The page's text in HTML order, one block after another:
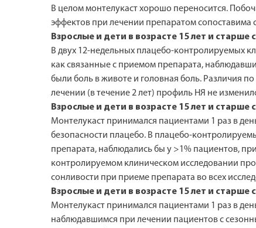
В целом монтелукаст хорошо переносится.
эффектов при лечении препаратом сопоставима
Взрослые и дети в возрасте 15 лет и
В двух 12-недельных плацебо-контролируемых
как связанные с приемом препарата,
были боль в животе и головная боль. Различия
лечении (в течение 2 лет) профиль НЯ не
Взрослые и дети в возрасте 15 лет и
Монтелукаст принимался пациентами 1 раз в
безопасности плацебо. В плацебо-
препарата, наблюдались бы у >1% пациентов,
контролируемом клиническом исследовании
сонливости при приеме препарата во всех
Взрослые и дети в возрасте 15 лет и
Монтелукаст принимался пациентами 1 раз в
наблюдавшимся при лечении пациентов с